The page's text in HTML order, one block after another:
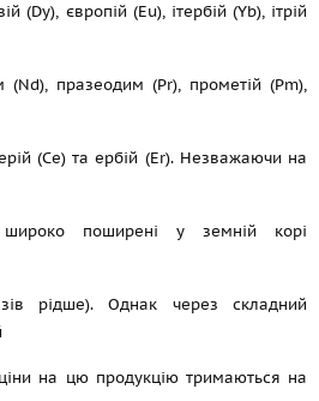
(Dy), європій (Eu), ітербій (Yb), ітрій
(Nd), празеодим (Pr), прометій (Pm),
(Ce) та ербій (Er). Незважаючи на
поширені у земній корі
рідше). Однак через складний
на цю продукцію тримаються на